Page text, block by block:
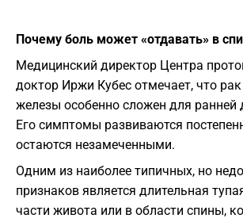
Почему боль может «отдавать» в
Медицинский директор Центра
доктор Иржи Кубес отмечает, что
железы особенно сложен для ранней
Его симптомы развиваются
остаются незамеченными.
Одним из наиболее типичных, но
признаков является длительная
части живота или в области спины,